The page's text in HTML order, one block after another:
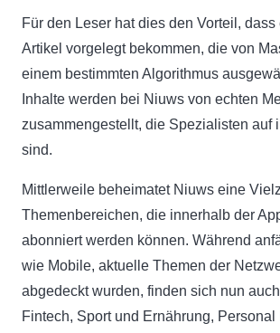
Für den Leser hat dies den Vorteil,
Artikel vorgelegt bekommen, die von
einem bestimmten Algorithmus
Inhalte werden bei Niuws von echten
zusammengestellt, die Spezialisten auf
sind.
Mittlerweile beheimatet Niuws eine
Themenbereichen, die innerhalb der
abonniert werden können. Während
wie Mobile, aktuelle Themen der
abgedeckt wurden, finden sich nun
Fintech, Sport und Ernährung, Personal